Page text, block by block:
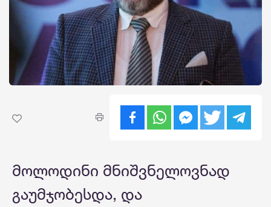
მოლოდინი მნიშვნელოვნად
გაუმჯობესდა, და